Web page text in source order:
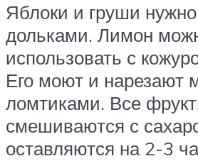
Яблоки и груши нужно
дольками. Лимон
использовать с
Его моют и нарезают
ломтиками. Все
смешиваются с
оставляются на 2-3